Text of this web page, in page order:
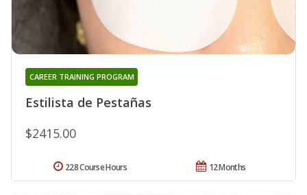
Estilista de Pestañas
CAREER TRAINING PROGRAM
$2415.00
12 Months
228 Course Hours